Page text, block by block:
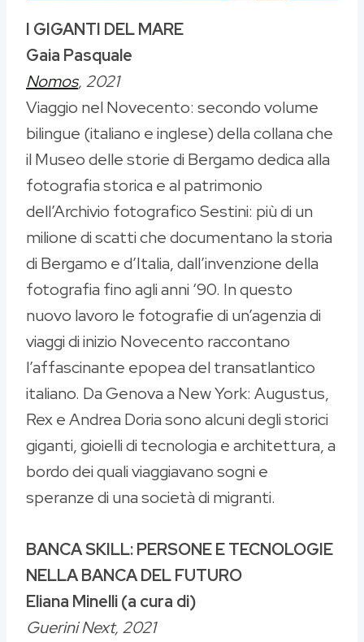
I GIGANTI DEL MARE
Gaia Pasquale
Nomos, 2021
Viaggio nel Novecento: secondo volume
bilingue (italiano e inglese) della collana che
il Museo delle storie di Bergamo dedica alla
fotografia storica e al patrimonio
dell’Archivio fotografico Sestini: più di un
milione di scatti che documentano la storia
di Bergamo e d’Italia, dall’invenzione della
fotografia fino agli anni ‘90. In questo
nuovo lavoro le fotografie di un’agenzia di
viaggi di inizio Novecento raccontano
l’affascinante epopea del transatlantico
italiano. Da Genova a New York: Augustus,
Rex e Andrea Doria sono alcuni degli storici
giganti, gioielli di tecnologia e architettura, a
bordo dei quali viaggiavano sogni e
speranze di una società di migranti.
BANCA SKILL: PERSONE E TECNOLOGIE
NELLA BANCA DEL FUTURO
Eliana Minelli (a cura di)
Guerini Next, 2021